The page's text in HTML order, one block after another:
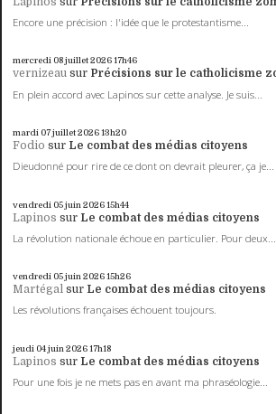
Encore une précision : l'idée que le protestantisme...
mercredi 08juillet 202617h46
vernizeau sur Précisions sur le catholicisme
En plein accord avec Lapinos sur cette analyse. Je suis...
mardi 07juillet 202613h20
Fodio sur Le combat des médias citoyens
Dieudonné pour rire de ce dont on devrait pleurer, ça je...
vendredi 05juin 202615h44
Lapinos sur Le combat des médias citoyens
La révolution nationale échoue en particulier. Pour deux...
vendredi 05juin 202615h26
Martégal sur Le combat des médias citoyens
Les révolutions françaises échouent toujours.
jeudi 04juin 202617h18
Lapinos sur Le combat des médias citoyens
Pour une fois je ne mets pas en avant ma phraséologie...